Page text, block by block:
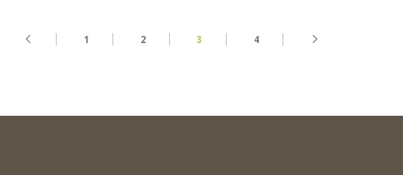
1 2 3 4